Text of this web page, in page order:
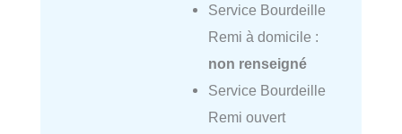
Service Bourdeille
Remi à domicile :
non renseigné
Service Bourdeille
Remi ouvert